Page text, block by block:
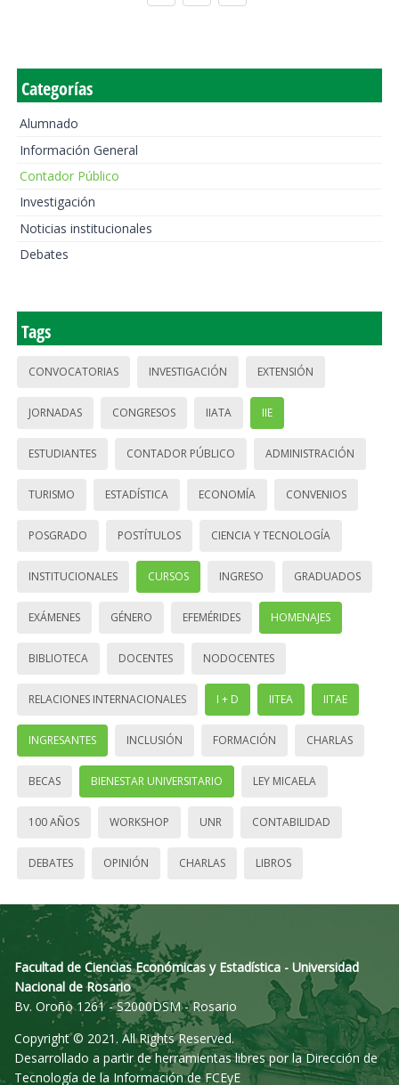
Categorías
Alumnado
Información General
Contador Público
Investigación
Noticias institucionales
Debates
Tags
CONVOCATORIAS INVESTIGACIÓN EXTENSIÓN
JORNADAS CONGRESOS IIATA IIE
ESTUDIANTES CONTADOR PÚBLICO ADMINISTRACIÓN
TURISMO ESTADÍSTICA ECONOMÍA CONVENIOS
POSGRADO POSTÍTULOS CIENCIA Y TECNOLOGÍA
INSTITUCIONALES CURSOS INGRESO GRADUADOS
EXÁMENES GÉNERO EFEMÉRIDES HOMENAJES
BIBLIOTECA DOCENTES NODOCENTES
RELACIONES INTERNACIONALES I + D IITEA IITAE
INGRESANTES INCLUSIÓN FORMACIÓN CHARLAS
BECAS BIENESTAR UNIVERSITARIO LEY MICAELA
100 AÑOS WORKSHOP UNR CONTABILIDAD
DEBATES OPINIÓN CHARLAS LIBROS
Facultad de Ciencias Económicas y Estadística - Universidad
Nacional de Rosario
Bv. Oroño 1261 - S2000DSM - Rosario
Copyright © 2021. All Rights Reserved.
Desarrollado a partir de herramientas libres por la Dirección de
Tecnología de la Información de FCEyE